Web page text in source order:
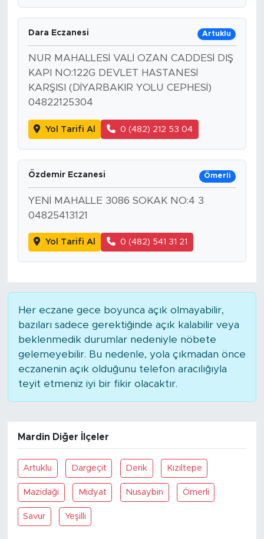
Dara Eczanesi Artuklu
NUR MAHALLESİ VALİ OZAN CADDESİ DIŞ
KAPI NO:122G DEVLET HASTANESİ
KARŞISI (DİYARBAKIR YOLU CEPHESİ)
04822125304
Yol Tarifi Al 0 (482) 212 53 04
Özdemir Eczanesi Ömerli
YENİ MAHALLE 3086 SOKAK NO:4 3
04825413121
Yol Tarifi Al 0 (482) 541 31 21
Her eczane gece boyunca açık olmayabilir,
bazıları sadece gerektiğinde açık kalabilir veya
beklenmedik durumlar nedeniyle nöbete
gelemeyebilir. Bu nedenle, yola çıkmadan önce
eczanenin açık olduğunu telefon aracılığıyla
teyit etmeniz iyi bir fikir olacaktır.
Mardin Diğer İlçeler
Artuklu Dargeçit Derik Kızıltepe
Mazidaği Midyat Nusaybin Ömerli
Savur Yeşilli